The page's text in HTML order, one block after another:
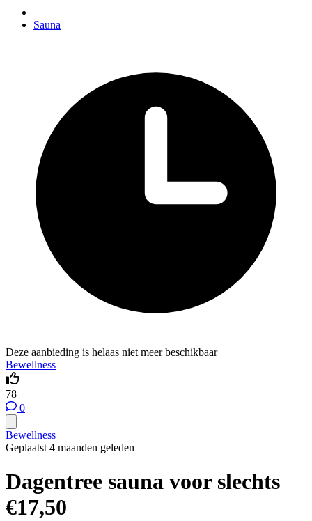
Sauna
Deze aanbieding is helaas niet meer beschikbaar
Bewellness
78
0
Bewellness
Geplaatst 4 maanden geleden
Dagentree sauna voor slechts
€17,50